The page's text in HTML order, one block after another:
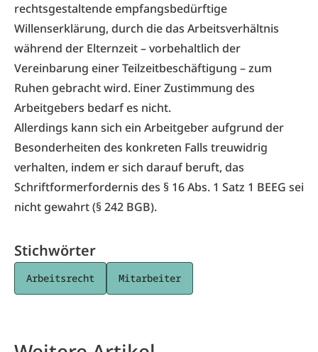
rechtsgestaltende empfangsbedürftige
Willenserklärung, durch die das Arbeitsverhältnis
während der Elternzeit – vorbehaltlich der
Vereinbarung einer Teilzeitbeschäftigung – zum
Ruhen gebracht wird. Einer Zustimmung des
Arbeitgebers bedarf es nicht.
Allerdings kann sich ein Arbeitgeber aufgrund der
Besonderheiten des konkreten Falls treuwidrig
verhalten, indem er sich darauf beruft, das
Schriftformerfordernis des § 16 Abs. 1 Satz 1 BEEG sei
nicht gewahrt (§ 242 BGB).
Stichwörter
Arbeitsrecht Mitarbeiter